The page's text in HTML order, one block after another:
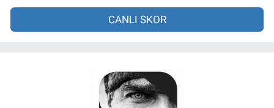
CANLI SKOR